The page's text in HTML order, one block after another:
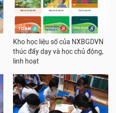
Kho học liệu số của NXBGDVN
thúc đẩy dạy và học chủ động,
linh hoạt